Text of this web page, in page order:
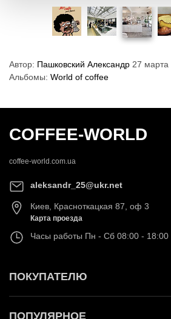
Автор: Пашковский Александр 27 марта
Альбомы: World of coffee
COFFEE-WORLD
coffee-world.com.ua
aleksandr_25@ukr.net
Киев, Красноткацкая 87, оф 3
Карта проезда
Часы работы Пн - Сб 08:00 - 18:00
ПОКУПАТЕЛЮ
ПОПУЛЯРНОЕ